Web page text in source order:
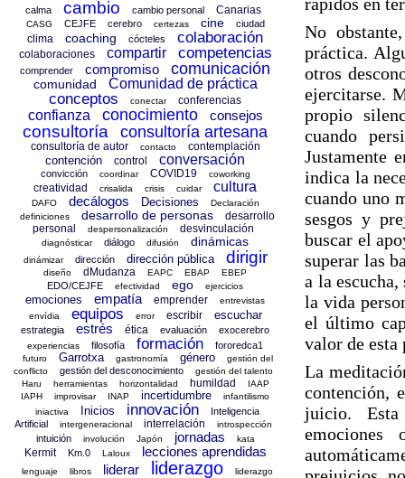
No
práctica.
otros
ejercitarse.
propio
cuando
Justamente
indica la
cuando uno
sesgos y
buscar el
superar las
a la
la vida
el último
valor de esta
La
contención,
juicio. Esta
emociones
calma cambio cambio personal Canarias
CASG CEJFE cerebro certezas cine ciudad
clima coaching cócteles colaboración
colaboraciones compartir competencias
comprender compromiso comunicación
comunidad Comunidad de práctica
conceptos conectar conferencias
confianza conocimiento consejos
consultoría consultoría artesana
consultoría de autor contacto contemplación
contención control conversación
convicción coordinar COVID19 coworking
creatividad crisalida crisis cuidar cultura
DAFO decálogos Decisiones
Declaración
definiciones
desarrollo de personas
desarrollo
personal
despersonalización desvinculación
diagnósticar diálogo difusión dinámicas
dinámizar dirección dirección pública dirigir
diseño dMudanza EAPC EBAP EBEP
EDO/CEJFE efectividad ego ejercicios
emociones empatía emprender
entrevistas
envídia
equipos error escribir escuchar
estrategia estrés ética evaluación exocerebro
experiencias filosofía formación fororedca1
futuro Garrotxa gastronomía género
gestión del
conflicto
gestión del desconocimiento
gestión del talento
Haru
herramientas horizontalidad humildad
IAAP
IAPH
improvisar INAP incertidumbre
infantilismo
iniactiva
Inicios innovación
Inteligencia
Artificial
intergeneracional interrelación introspección
intuición involución Japón jornadas kata
Kermit Km.0 Laloux lecciones aprendidas
lenguaje libros liderar liderazgo
liderazgo